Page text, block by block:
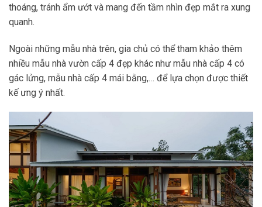
thoáng, tránh ẩm ướt và mang đến tầm nhìn đẹp mắt ra xung
quanh.
Ngoài những mẫu nhà trên, gia chủ có thể tham khảo thêm
nhiều mẫu nhà vườn cấp 4 đẹp khác như mẫu nhà cấp 4 có
gác lửng, mẫu nhà cấp 4 mái bằng,… để lựa chọn được thiết
kế ưng ý nhất.